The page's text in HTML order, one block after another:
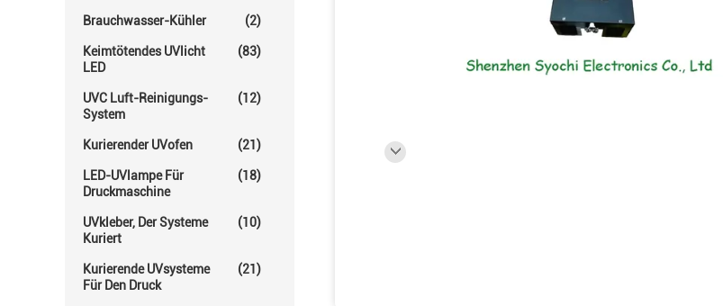
Brauchwasser-Kühler (2)
Keimtötendes UVlicht
LED
(83)
UVC Luft-Reinigungs-
System
(12)
Kurierender UVofen (21)
LED-UVlampe Für
Druckmaschine
(18)
UVkleber, Der Systeme
Kuriert
(10)
Kurierende UVsysteme
Für Den Druck
(21)